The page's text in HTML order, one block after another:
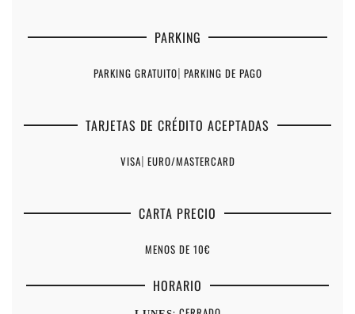
PARKING
PARKING GRATUITO| PARKING DE PAGO
TARJETAS DE CRÉDITO ACEPTADAS
VISA| EURO/MASTERCARD
CARTA PRECIO
MENOS DE 10€
HORARIO